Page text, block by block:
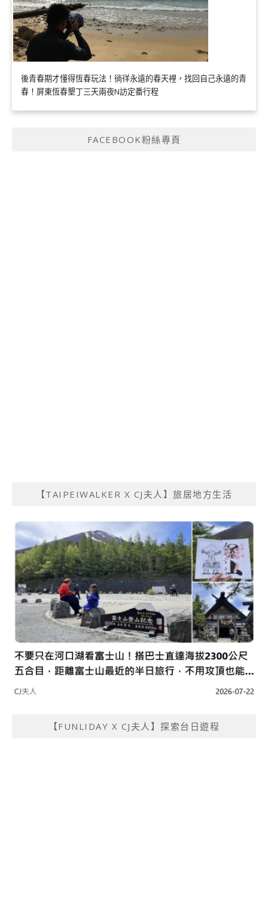
後青春期才懂得恆春玩法！徜徉永遠的春天裡，找回自己永遠的青
春！屏東恆春墾丁三天兩夜N訪定番行程
FACEBOOK粉絲專頁
【TAIPEIWALKER X CJ夫人】旅居地方生活
【FUNLIDAY X CJ夫人】探索台日遊程